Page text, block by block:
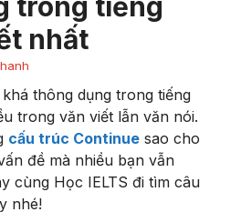
nhất
thông dụng trong tiếng
trong văn viết lẫn văn nói.
cấu trúc Continue sao cho
đề mà nhiều bạn vẫn
cùng Học IELTS đi tìm câu
nhé!